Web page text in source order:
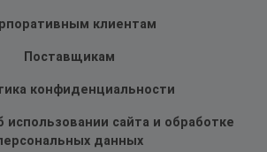
клиентам
Поставщикам
конфиденциальности
использовании сайта и обработке
данных